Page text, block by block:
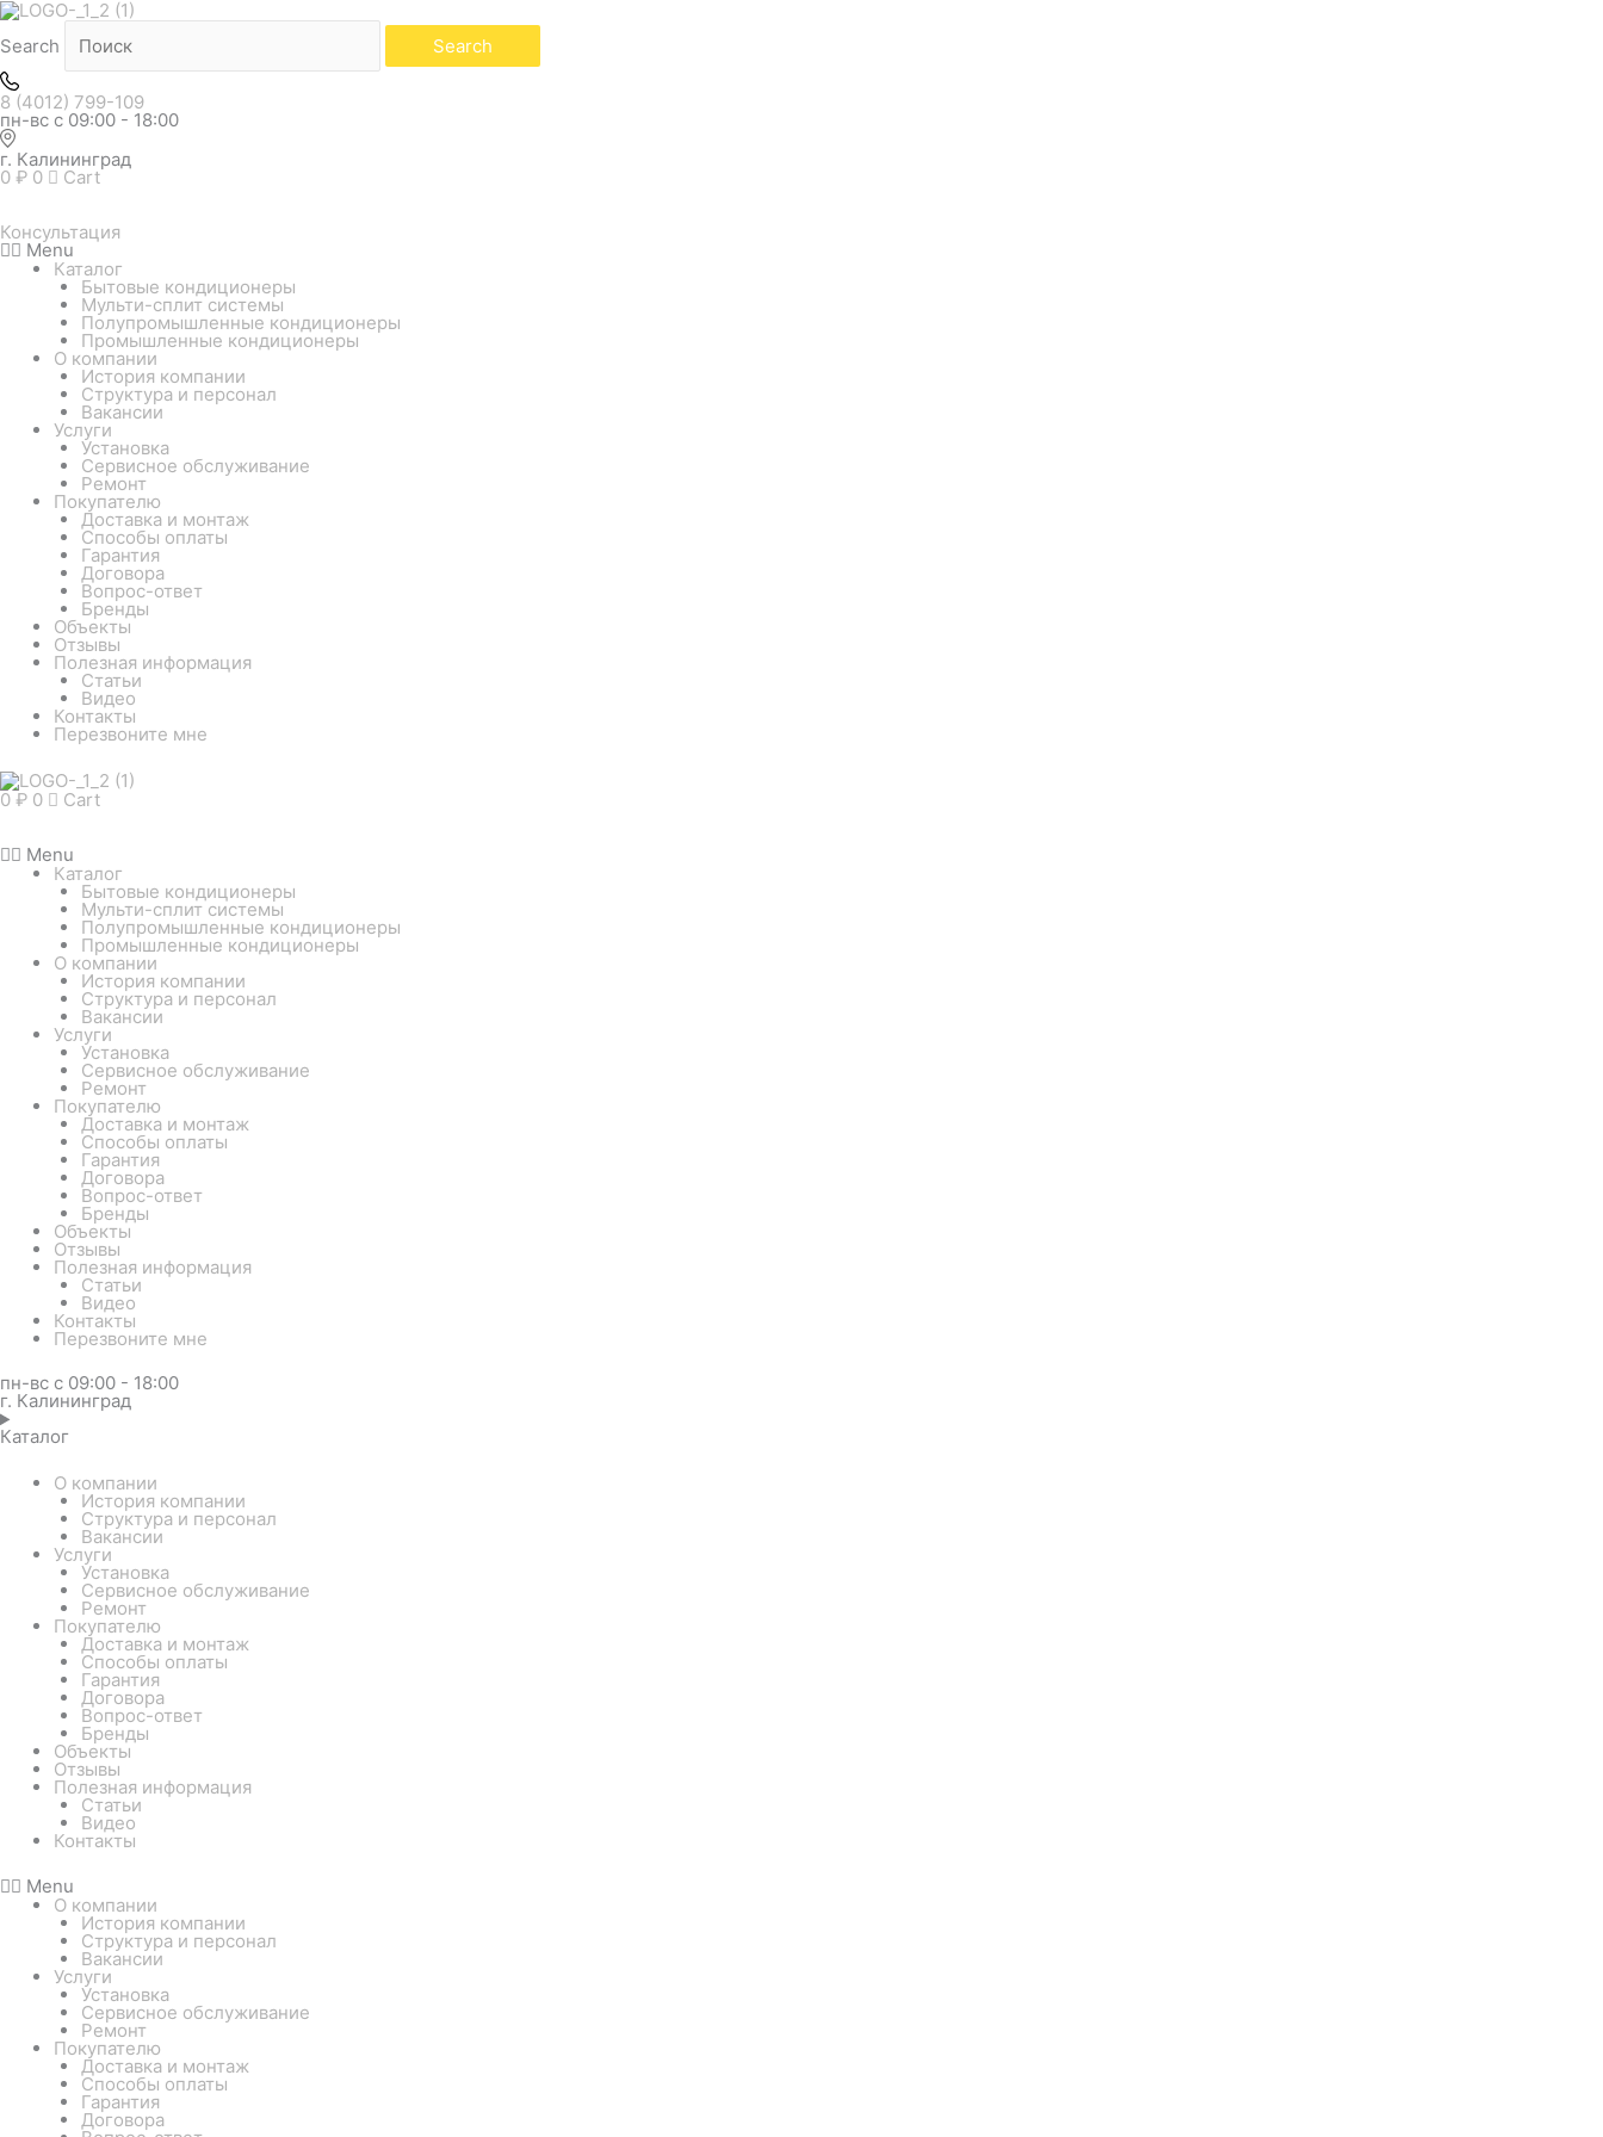
Search Search
8 (4012) 799-109
пн-вс с 09:00 - 18:00
г. Калининград
0 ₽ 0 Cart
Консультация
Menu
Каталог
Бытовые кондиционеры
Мульти-сплит системы
Полупромышленные кондиционеры
Промышленные кондиционеры
О компании
История компании
Структура и персонал
Вакансии
Услуги
Установка
Сервисное обслуживание
Ремонт
Покупателю
Доставка и монтаж
Способы оплаты
Гарантия
Договора
Вопрос-ответ
Бренды
Объекты
Отзывы
Полезная информация
Статьи
Видео
Контакты
Перезвоните мне
0 ₽ 0 Cart
Menu
Каталог
Бытовые кондиционеры
Мульти-сплит системы
Полупромышленные кондиционеры
Промышленные кондиционеры
О компании
История компании
Структура и персонал
Вакансии
Услуги
Установка
Сервисное обслуживание
Ремонт
Покупателю
Доставка и монтаж
Способы оплаты
Гарантия
Договора
Вопрос-ответ
Бренды
Объекты
Отзывы
Полезная информация
Статьи
Видео
Контакты
Перезвоните мне
пн-вс с 09:00 - 18:00
г. Калининград
Каталог
О компании
История компании
Структура и персонал
Вакансии
Услуги
Установка
Сервисное обслуживание
Ремонт
Покупателю
Доставка и монтаж
Способы оплаты
Гарантия
Договора
Вопрос-ответ
Бренды
Объекты
Отзывы
Полезная информация
Статьи
Видео
Контакты
Menu
О компании
История компании
Структура и персонал
Вакансии
Услуги
Установка
Сервисное обслуживание
Ремонт
Покупателю
Доставка и монтаж
Способы оплаты
Гарантия
Договора
самые